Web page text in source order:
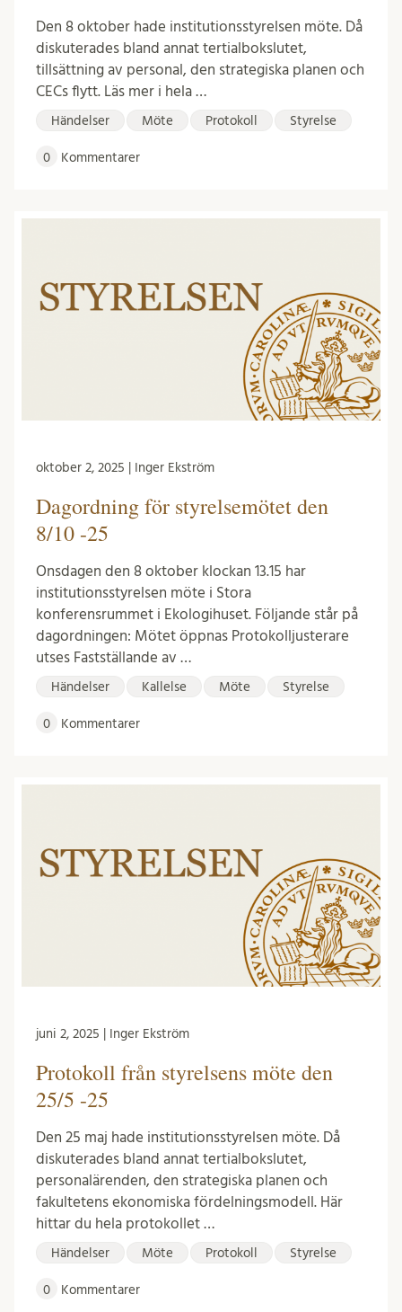
Den 8 oktober hade institutionsstyrelsen möte. Då
diskuterades bland annat tertialbokslutet,
tillsättning av personal, den strategiska planen och
CECs flytt. Läs mer i hela …
Händelser Möte Protokoll Styrelse
0 Kommentarer
oktober 2, 2025 | Inger Ekström
Dagordning för styrelsemötet den
8/10 -25
Onsdagen den 8 oktober klockan 13.15 har
institutionsstyrelsen möte i Stora
konferensrummet i Ekologihuset. Följande står på
dagordningen: Mötet öppnas Protokolljusterare
utses Fastställande av …
Händelser Kallelse Möte Styrelse
0 Kommentarer
juni 2, 2025 | Inger Ekström
Protokoll från styrelsens möte den
25/5 -25
Den 25 maj hade institutionsstyrelsen möte. Då
diskuterades bland annat tertialbokslutet,
personalärenden, den strategiska planen och
fakultetens ekonomiska fördelningsmodell. Här
hittar du hela protokollet …
Händelser Möte Protokoll Styrelse
0 Kommentarer